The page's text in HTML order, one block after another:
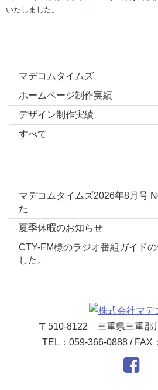
いたしました。
マデコムタイムズ
ホームページ制作実績
デザイン制作実績
すべて
マデコムタイムズ2026年8月号
た
夏季休暇のお知らせ
CTY-FM様のラジオ番組ガイド
した。
〒510-8122 三重県三重郡
TEL：059-366-0888 / FAX